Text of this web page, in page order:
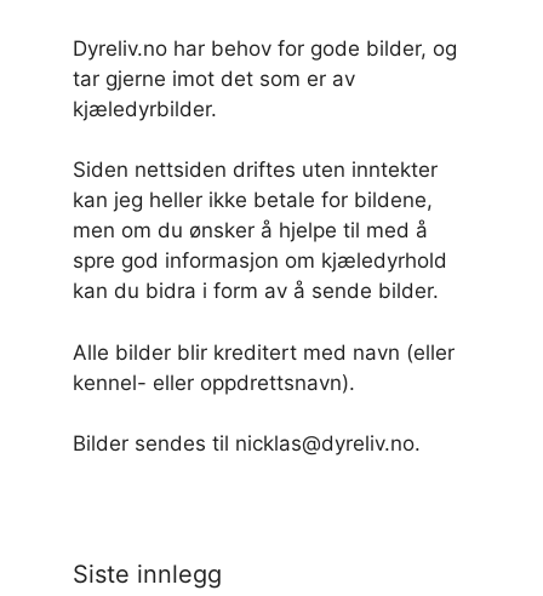
Dyreliv.no har behov for gode bilder, og
tar gjerne imot det som er av
kjæledyrbilder.
Siden nettsiden driftes uten inntekter
kan jeg heller ikke betale for bildene,
men om du ønsker å hjelpe til med å
spre god informasjon om kjæledyrhold
kan du bidra i form av å sende bilder.
Alle bilder blir kreditert med navn (eller
kennel- eller oppdrettsnavn).
Bilder sendes til nicklas@dyreliv.no.
Siste innlegg